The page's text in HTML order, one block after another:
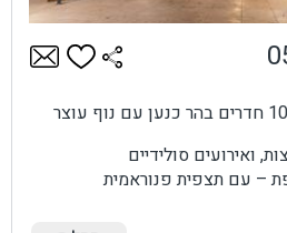
וילת נופש יוקרתית עם 10 חדרים בהר כנען עם נוף עוצר
ואירועים סולידיים
– עם תצפית פנוראמית